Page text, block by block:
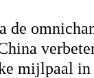
de
mijlpaal